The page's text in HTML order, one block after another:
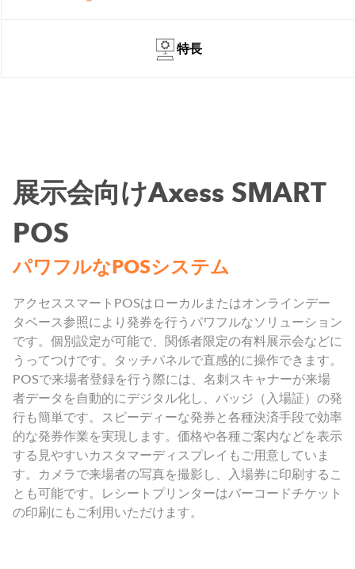
特長
展示会向けAxess SMART
POS
パワフルなPOSシステム
アクセススマートPOSはローカルまたはオンラインデー
タベース参照により発券を行うパワフルなソリューション
です。個別設定が可能で、関係者限定の有料展示会などに
うってつけです。タッチパネルで直感的に操作できます。
POSで来場者登録を行う際には、名刺スキャナーが来場
者データを自動的にデジタル化し、バッジ（入場証）の発
行も簡単です。スピーディーな発券と各種決済手段で効率
的な発券作業を実現します。価格や各種ご案内などを表示
する見やすいカスタマーディスプレイもご用意していま
す。カメラで来場者の写真を撮影し、入場券に印刷するこ
とも可能です。レシートプリンターはバーコードチケット
の印刷にもご利用いただけます。